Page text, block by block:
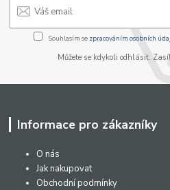
Souhlasím se zpracováním osobních
Můžete se kdykoli odhlásit.
Informace pro zákazníky
O nás
Jak nakupovat
Obchodní podmínky